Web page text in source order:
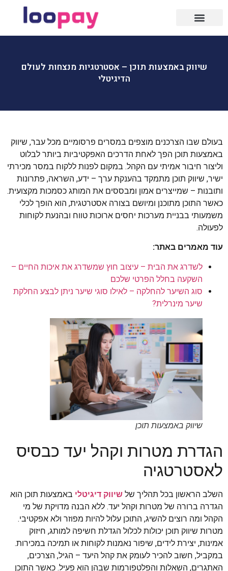
שיווק באמצעות תוכן – אסטרטגיות מנצחות לעולם
הדיגיטלי
בעולם שבו הצרכנים מוצפים במסרים פרסומיים מכל עבר, שיווק
באמצעות תוכן הפך לאחת הדרכים האפקטיביות ביותר לבלוט
וליצור חיבור אמיתי עם הקהל. במקום לפנות ללקוח במסר מכירתי
ישיר, שיווק תוכן מתמקד בהענקת ערך – ידע, השראה, פתרונות
ותובנות – שמייצרים אמון ומבססים את המותג כסמכות מקצועית.
כאשר התוכן מתוכנן ומיושם בצורה אסטרטגית, הוא הופך לכלי
משמעותי בבניית מערכות יחסים ארוכות טווח ובהנעת לקוחות
לפעולה.
עוד מאמרים באתר:
לשדרג את הבית – עיצוב חוץ שמשדרג את איכות החיים –
השקעה בחלל הפרטי שלכם
סוג השיער להחלקה – לאילו סוגי שיער ניתן לבצע החלקת
שיער מינרלית?
שיווק באמצעות תוכן
הגדרת מטרות וקהל יעד כבסיס
לאסטרטגיה
השלב הראשון בכל תהליך של שיווק דיגיטלי באמצעות תוכן הוא
הגדרה ברורה של מטרות וקהל יעד. ללא הבנה מדויקת של מי
הקהל ומה רוצים להשיג, התוכן עלול להיות מפוזר ולא אפקטיבי.
מטרות שיווק תוכן יכולות לכלול הגדלת חשיפה למותג, חיזוק
אמינות, יצירת לידים, שיפור נאמנות לקוחות או תמיכה במכירות.
במקביל, חשוב להכיר לעומק את קהל היעד – הגיל, הצרכים,
האתגרים, השאלות והפלטפורמות שבהן הוא פעיל. כאשר התוכן